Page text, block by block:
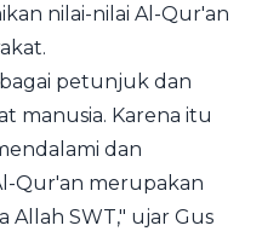
nilai-nilai Al-Qur'an
petunjuk dan
manusia. Karena itu
dan
Qur'an merupakan
Allah SWT," ujar Gus